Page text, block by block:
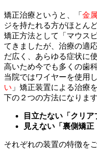
矯正治療というと、「 金
ジを持たれる方がほとん
矯正方法として「マウス
てきましたが、治療の適
だ広く、あらゆる症状に
高いため今でも多くの歯
当院ではワイヤーを使用
い 」矯正装置による治療
下の２つの方法になります
目立たない「クリア
見えない「裏側矯正
それぞれの装置の特徴を